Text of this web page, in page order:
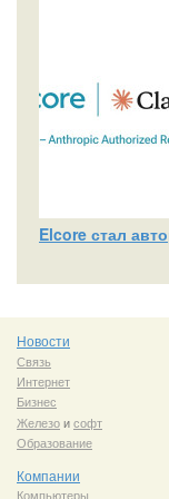
Elcore стал
Новости
Связь
Интернет
Бизнес
Железоисофт
Образование
Компании
Компьютеры